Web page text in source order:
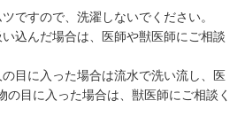
ですので、洗濯しないでください。
込んだ場合は、医師や獣医師にご相談
目に入った場合は流水で洗い流し、医
の目に入った場合は、獣医師にご相談く